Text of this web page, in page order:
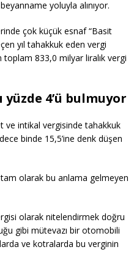
yoluyla alınıyor.
çok küçük esnaf “Basit
yıl tahakkuk eden vergi
toplam 833,0 milyar liralık vergi
4’ü bulmuyor
ve intikal vergisinde tahakkuk
binde 15,5’ine denk düşen
tam olarak bu anlama gelmeyen
olarak nitelendirmek doğru
gibi mütevazı bir otomobili
ve kotralarda bu verginin